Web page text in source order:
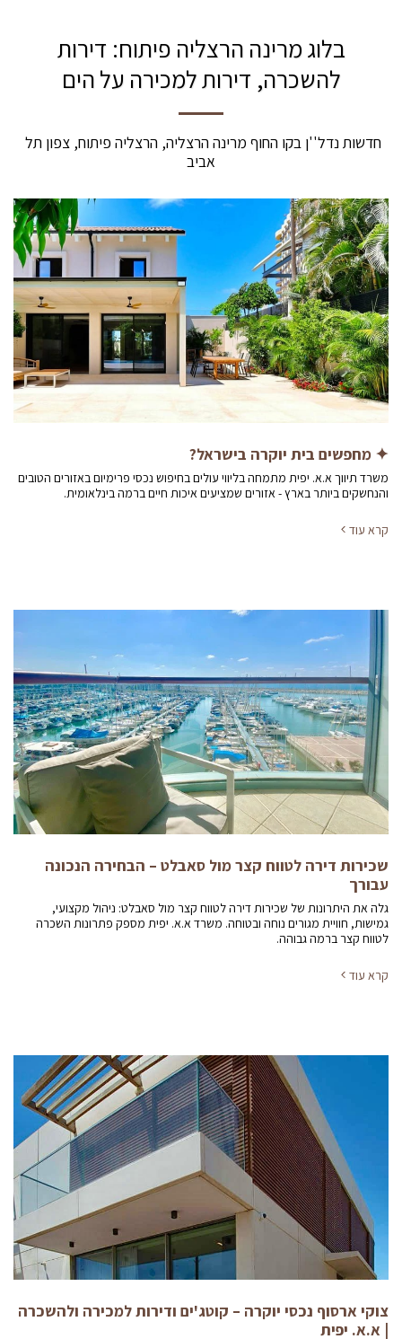
בלוג מרינה הרצליה פיתוח: דירות
להשכרה, דירות למכירה על הים
חדשות נדל''ן בקו החוף מרינה הרצליה, הרצליה פיתוח, צפון תל
אביב
✦ מחפשים בית יוקרה בישראל?
משרד תיווך א.א. יפית מתמחה בליווי עולים בחיפוש נכסי פרימיום באזורים הטובים
והנחשקים ביותר בארץ - אזורים שמציעים איכות חיים ברמה בינלאומית.
קרא עוד
שכירות דירה לטווח קצר מול סאבלט – הבחירה הנכונה
עבורך
גלה את היתרונות של שכירות דירה לטווח קצר מול סאבלט: ניהול מקצועי,
גמישות, חוויית מגורים נוחה ובטוחה. משרד א.א. יפית מספק פתרונות השכרה
לטווח קצר ברמה גבוהה.
קרא עוד
צוקי ארסוף נכסי יוקרה – קוטג'ים ודירות למכירה ולהשכרה
| א.א. יפית